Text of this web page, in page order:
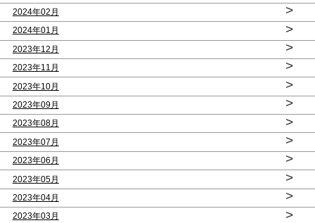
2024年02月 >
2024年01月 >
2023年12月 >
2023年11月 >
2023年10月 >
2023年09月 >
2023年08月 >
2023年07月 >
2023年06月 >
2023年05月 >
2023年04月 >
2023年03月 >